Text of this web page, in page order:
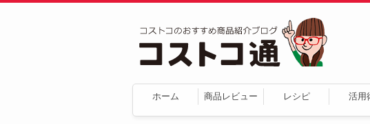
ホーム 商品レビュー レシピ 活用